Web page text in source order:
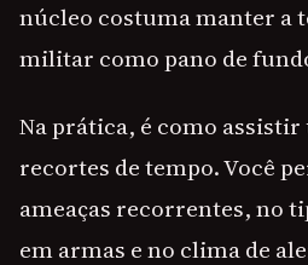
núcleo costuma manter a
militar como pano de
Na prática, é como assistir
recortes de tempo. Você
ameaças recorrentes, no
em armas e no clima de